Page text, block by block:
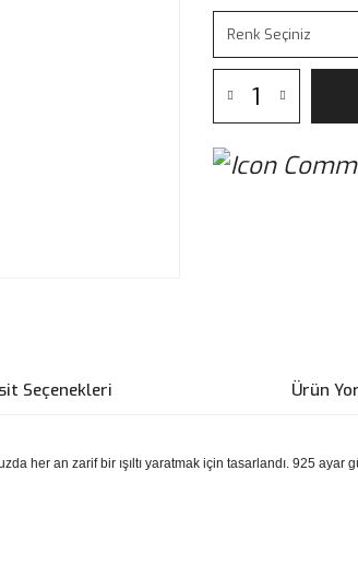
Seçenekleri Ürün
her an zarif bir ışıltı yaratmak için tasarlandı. 925